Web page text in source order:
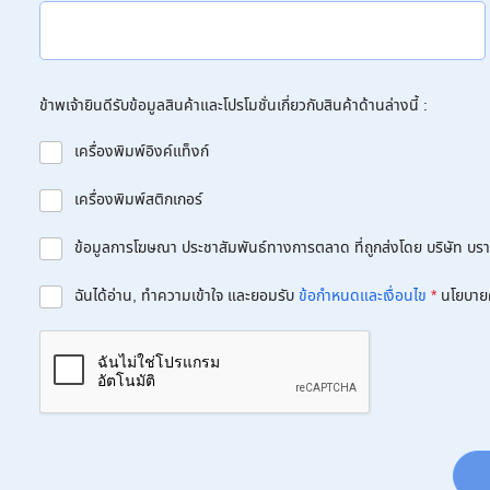
ข้าพเจ้ายินดีรับข้อมูลสินค้าและโปรโมชั่นเกี่ยวกับสินค้าด้านล่างนี้ :
เครื่องพิมพ์อิงค์แท็งก์
เครื่องพิมพ์สติกเกอร์
ข้อมูลการโฆษณา ประชาสัมพันธ์ทางการตลาด ที่ถูกส่งโดย บริษัท บร
ฉันได้อ่าน, ทำความเข้าใจ และยอมรับข้อกำหนดและเงื่อนไข * นโยบา